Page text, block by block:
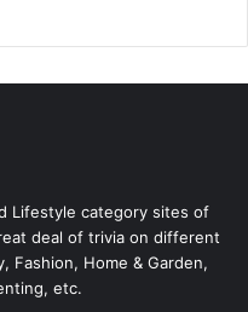
Lifestyle category sites of
deal of trivia on different
Fashion, Home & Garden,
etc.